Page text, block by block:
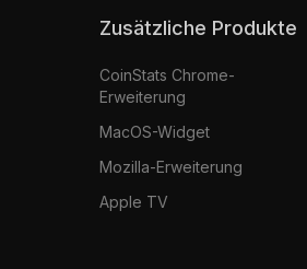
Zusätzliche Produkte
CoinStats Chrome-
Erweiterung
MacOS-Widget
Mozilla-Erweiterung
Apple TV